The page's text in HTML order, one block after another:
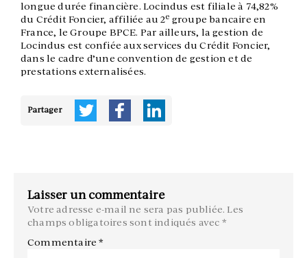
longue durée financière. Locindus est filiale à 74,82%
du Crédit Foncier, affiliée au 2e groupe bancaire en
France, le Groupe BPCE. Par ailleurs, la gestion de
Locindus est confiée aux services du Crédit Foncier,
dans le cadre d’une convention de gestion et de
prestations externalisées.
Partager
Laisser un commentaire
Votre adresse e-mail ne sera pas publiée. Les
champs obligatoires sont indiqués avec *
Commentaire*